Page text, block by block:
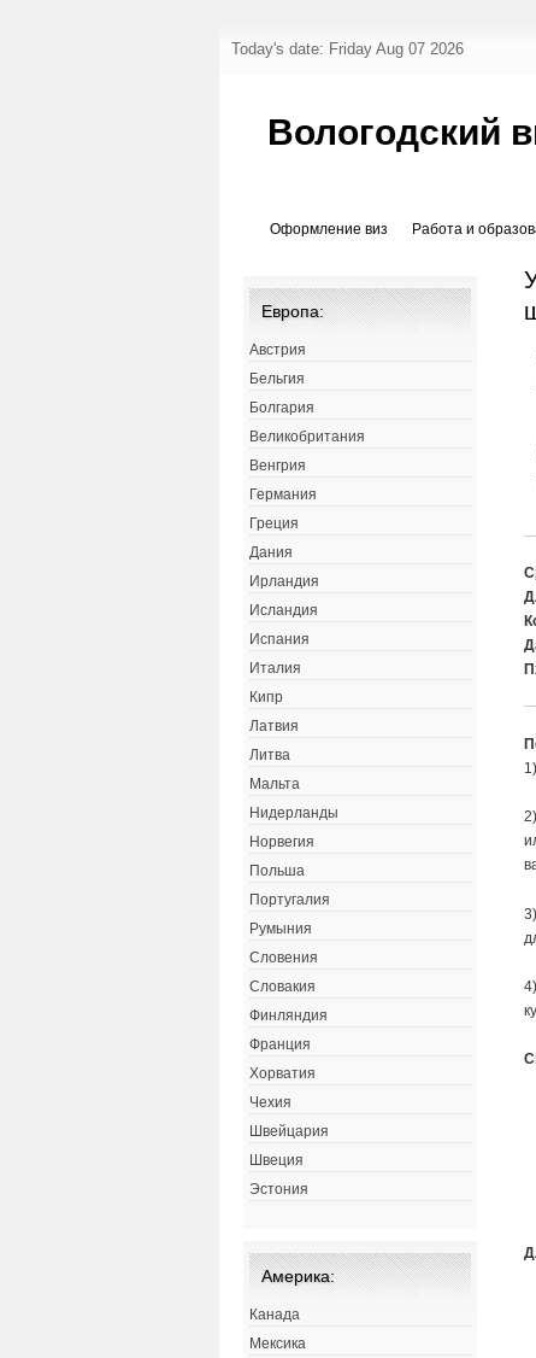
Today's date: Friday Aug 07 2026
Вологодский
Оформление виз Работа и
Европа:
Австрия
Бельгия
Болгария
Великобритания
Венгрия
Германия
Греция
Дания
Ирландия
Исландия
Испания
Италия
Кипр
Латвия
Литва
Мальта
Нидерланды
Норвегия
Польша
Португалия
Румыния
Словения
Словакия
Финляндия
Франция
Хорватия
Чехия
Швейцария
Швеция
Эстония
Америка:
Канада
Мексика